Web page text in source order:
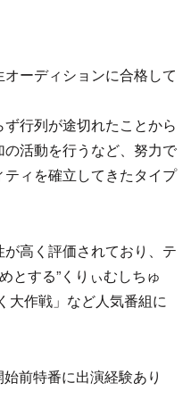
ーディションに合格して
行列が途切れたことから
活動を行うなど、努力で
ィを確立してきたタイプ
高く評価されており、テ
とする”くりぃむしちゅ
大作戦」など人気番組に
前特番に出演経験あり